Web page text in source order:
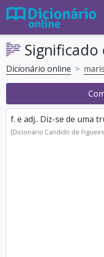
Significado
Dicionário online
f. e adj.. Diz-se de uma
[Dicionário Candido de